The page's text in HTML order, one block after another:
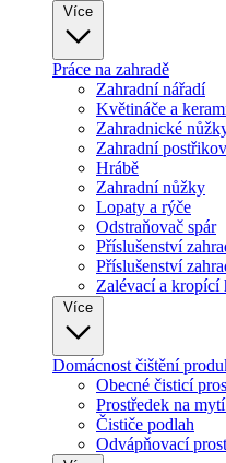
Práce na zahradě
Zahradní nářadí
Květináče a
Zahradnické
Zahradní
Hrábě
Zahradní nůžky
Lopaty a rýče
Odstraňovač spár
Příslušenství
Příslušenství
Zalévací a kropící
Domácnost čištění
Obecné čisticí
Prostředek na
Čističe podlah
Odvápňovací